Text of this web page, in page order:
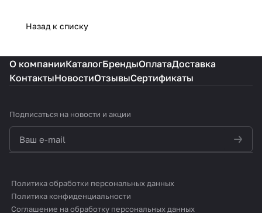
Назад к списку
О компанииКаталогБрендыОплатаДоставка
КонтактыНовостиОтзывыСертификаты
Подписаться на новости и акции
Политика обработки персональных данных
Политика конфиденциальности
Соглашение на обработку персональных данных